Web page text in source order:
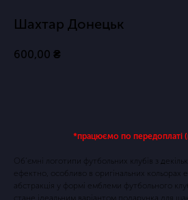
Шахтар Донецьк
600,00 ₴
*працюємо по передоплаті
Об'ємні логотипи футбольних клубів з
ефектно, особливо в оригінальних кольорах
абстракція у формі емблеми футбольного
стане ідеальним варіантом подарунка для